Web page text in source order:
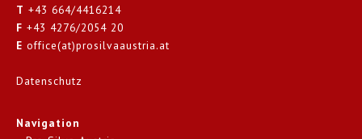
T +43 664/4416214
F +43 4276/2054 20
E office(at)prosilvaaustria.at
Datenschutz
Navigation